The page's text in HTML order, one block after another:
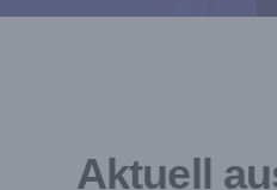
Aktuell